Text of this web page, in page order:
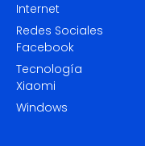
Internet
Redes Sociales
Facebook
Tecnología
Xiaomi
Windows